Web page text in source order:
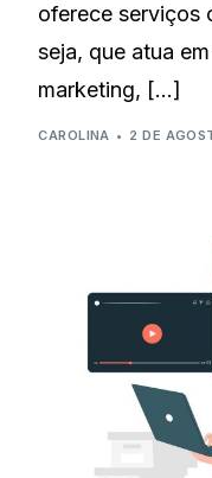
oferece serviços
seja, que atua
marketing, […]
CAROLINA 2 DE